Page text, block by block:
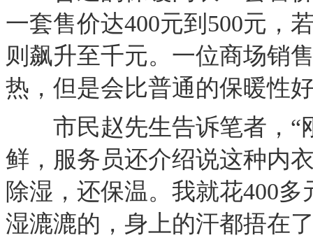
一套售价达400元到500元，
则飙升至千元。一位商场销
热，但是会比普通的保暖性
市民赵先生告诉笔者，“
鲜，服务员还介绍说这种内
除湿，还保温。我就花400
湿漉漉的，身上的汗都捂在